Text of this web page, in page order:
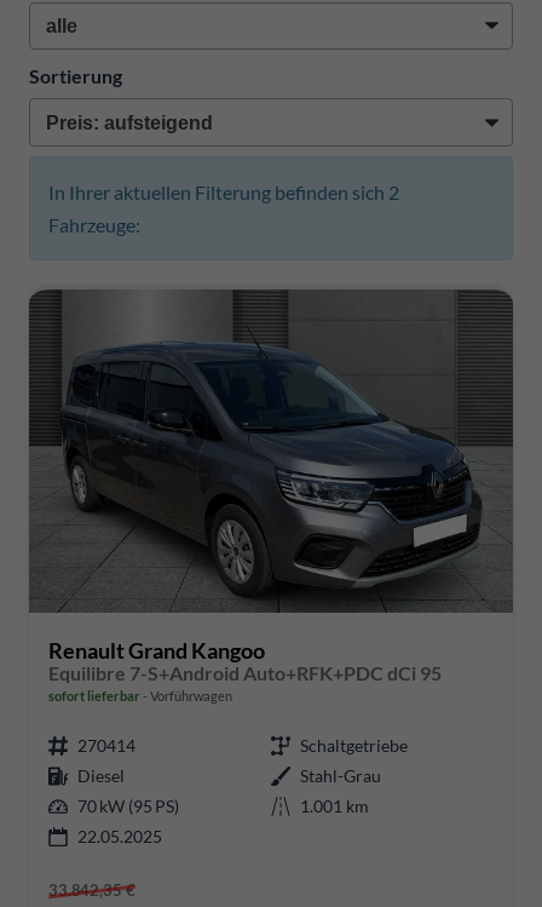
Sortierung
In Ihrer aktuellen Filterung befinden sich 2
Fahrzeuge:
Renault Grand Kangoo
Equilibre 7-S+Android Auto+RFK+PDC dCi 95
sofort lieferbar Vorführwagen
270414
Schaltgetriebe
Diesel
Stahl-Grau
70 kW (95 PS)
1.001 km
22.05.2025
33.842,35 €